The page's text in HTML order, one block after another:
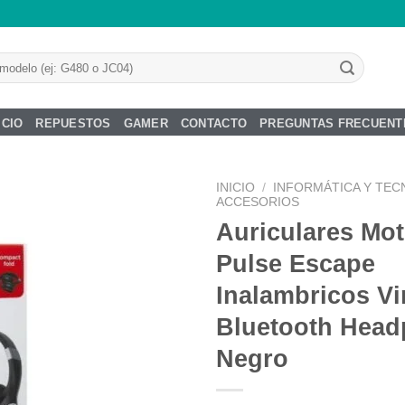
REPUESTOS GAMER CONTACTO PREGUNTAS
INICIO /
INFORMÁTICA Y
ACCESORIOS
Auriculares
Pulse Escape
Inalambricos
Bluetooth
Negro